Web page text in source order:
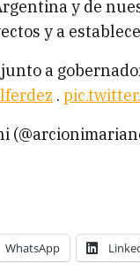
y de
y a
junto a
.
WhatsApp